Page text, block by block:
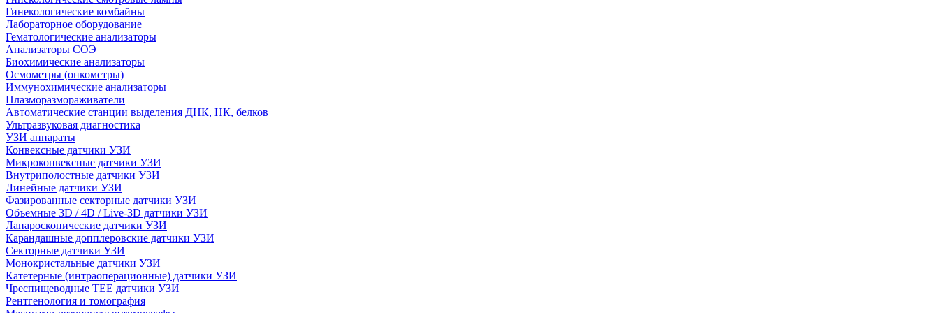
Гинекологические комбайны
Лабораторное оборудование
Гематологические анализаторы
Анализаторы СОЭ
Биохимические анализаторы
Осмометры (онкометры)
Иммунохимические анализаторы
Плазморазмораживатели
Автоматические станции выделения ДНК, НК, белков
Ультразвуковая диагностика
УЗИ аппараты
Конвексные датчики УЗИ
Микроконвексные датчики УЗИ
Внутриполостные датчики УЗИ
Линейные датчики УЗИ
Фазированные секторные датчики УЗИ
Объемные 3D / 4D / Live-3D датчики УЗИ
Лапароскопические датчики УЗИ
Карандашные допплеровские датчики УЗИ
Секторные датчики УЗИ
Монокристальные датчики УЗИ
Катетерные (интраоперационные) датчики УЗИ
Чреспищеводные TEE датчики УЗИ
Рентгенология и томография